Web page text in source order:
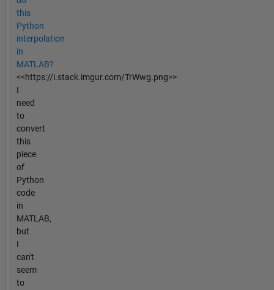
this
Python
interpolation
in
MATLAB?
<<https://i.stack.imgur.com/TrWwg.png>>
I
need
to
convert
this
piece
of
Python
code
in
MATLAB,
but
I
can't
seem
to